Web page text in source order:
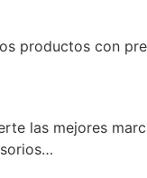
productos con
las mejores